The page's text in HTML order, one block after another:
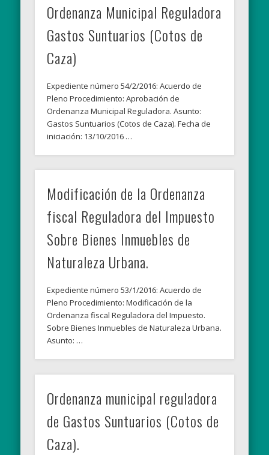
Ordenanza Municipal Reguladora
Gastos Suntuarios (Cotos de
Caza)
Expediente número 54/2/2016: Acuerdo de
Pleno Procedimiento: Aprobación de
Ordenanza Municipal Reguladora. Asunto:
Gastos Suntuarios (Cotos de Caza). Fecha de
iniciación: 13/10/2016 …
Modificación de la Ordenanza
fiscal Reguladora del Impuesto
Sobre Bienes Inmuebles de
Naturaleza Urbana.
Expediente número 53/1/2016: Acuerdo de
Pleno Procedimiento: Modificación de la
Ordenanza fiscal Reguladora del Impuesto.
Sobre Bienes Inmuebles de Naturaleza Urbana.
Asunto: …
Ordenanza municipal reguladora
de Gastos Suntuarios (Cotos de
Caza).